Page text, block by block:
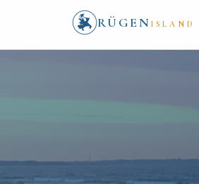
RÜGEN ISLAND